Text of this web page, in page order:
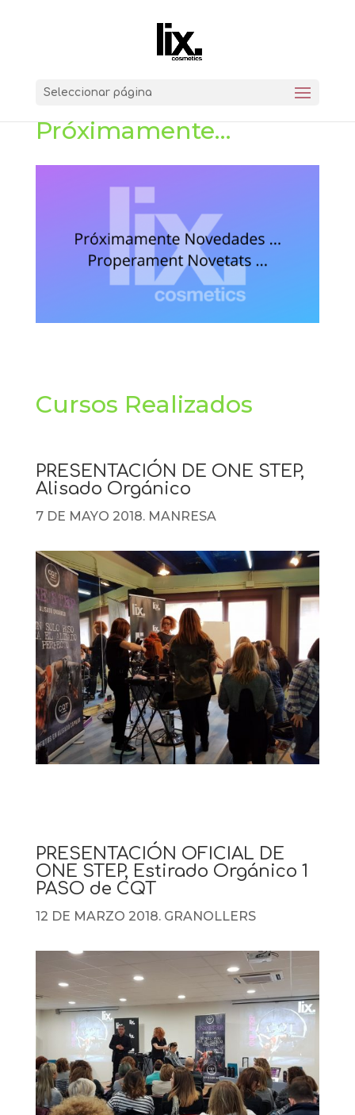
Seleccionar página
Próximamente…
Cursos Realizados
PRESENTACIÓN DE ONE STEP,
Alisado Orgánico
7 DE MAYO 2018. MANRESA
PRESENTACIÓN OFICIAL DE
ONE STEP, Estirado Orgánico 1
PASO de CQT
12 DE MARZO 2018. GRANOLLERS